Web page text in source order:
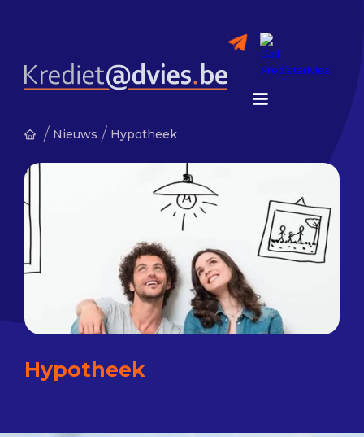
/ Nieuws / Hypotheek
Hypotheek